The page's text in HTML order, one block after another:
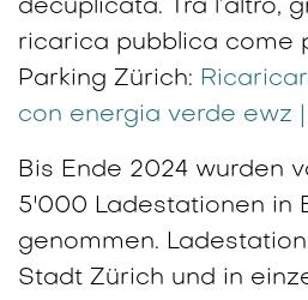
decuplicata. Tra l’altro,
ricarica pubblica come
Parking Zürich:
con energia verde ewz
Bis Ende 2024 wurden
5'000 Ladestationen in
genommen.
Stadt Zürich und in